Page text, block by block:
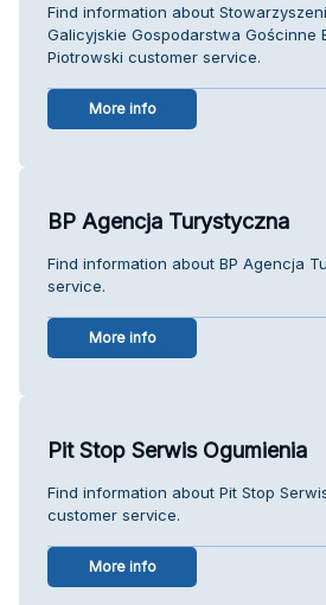
Find information about
Galicyjskie Gospodarstwa Gościnne
Piotrowski customer service.
More info
BP Agencja Turystyczna
Find information about BP Agencja
service.
More info
Pit Stop Serwis Ogumienia
Find information about Pit Stop
customer service.
More info